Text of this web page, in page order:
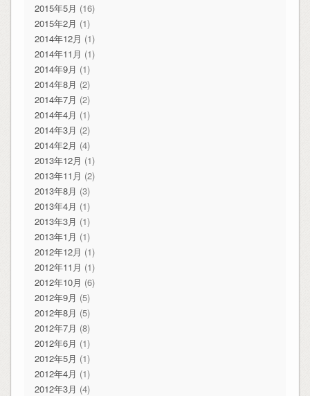
2015年5月 (16)
2015年2月 (1)
2014年12月 (1)
2014年11月 (1)
2014年9月 (1)
2014年8月 (2)
2014年7月 (2)
2014年4月 (1)
2014年3月 (2)
2014年2月 (4)
2013年12月 (1)
2013年11月 (2)
2013年8月 (3)
2013年4月 (1)
2013年3月 (1)
2013年1月 (1)
2012年12月 (1)
2012年11月 (1)
2012年10月 (6)
2012年9月 (5)
2012年8月 (5)
2012年7月 (8)
2012年6月 (1)
2012年5月 (1)
2012年4月 (1)
2012年3月 (4)